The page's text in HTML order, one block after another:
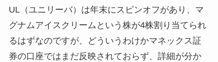
UL（ユニリーバ）は年末にスピンオフがあり、マ
グナムアイスクリームという株が4株割り当てられ
るはずなのですが、どういうわけかマネックス証
券の口座ではまだ反映されておらず、詳細が分か